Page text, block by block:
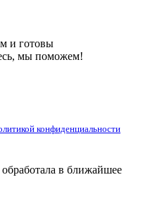
и готовы
мы поможем!
конфиденциальности
в ближайшее